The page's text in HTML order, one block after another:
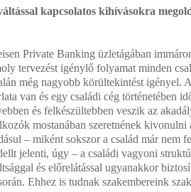
kapcsolatos kihívásokra
Private Banking üzletágában
tervezést igénylő folyamat minden
még nagyobb körültekintést igényel.
van és egy családi cég történetében
és felkészültebben veszik az
mostanában szeretnének kivonulni
– miként sokszor a család már nem
jelenti, úgy – a családi vagyoni
és előrelátással ugyanakkor
Ehhez is tudnak szakembereink